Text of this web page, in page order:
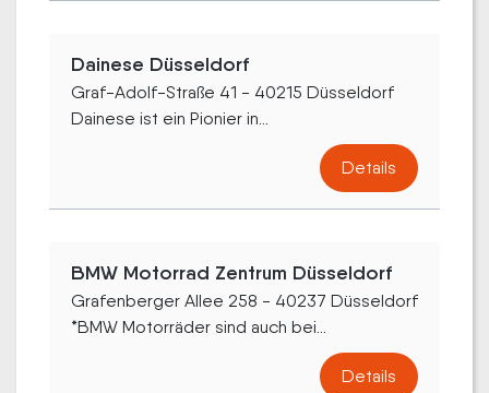
Dainese Düsseldorf
Graf-Adolf-Straße 41 - 40215 Düsseldorf
Dainese ist ein Pionier in...
Details
BMW Motorrad Zentrum Düsseldorf
Grafenberger Allee 258 - 40237 Düsseldorf
*BMW Motorräder sind auch bei...
Details